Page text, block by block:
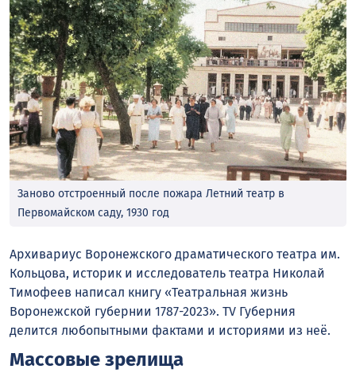
Заново отстроенный после пожара Летний театр в
Первомайском саду, 1930 год
Архивариус Воронежского драматического театра им.
Кольцова, историк и исследователь театра Николай
Тимофеев написал книгу «Театральная жизнь
Воронежской губернии 1787-2023». TV Губерния
делится любопытными фактами и историями из неё.
Массовые зрелища